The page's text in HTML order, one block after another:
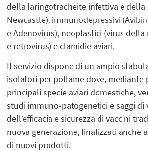
della laringotracheite infettiva e
Newcastle), immunodepressivi
e Adenovirus), neoplastici (virus
e retrovirus) e clamidie aviari.
Il servizio dispone di un ampio
isolatori per pollame dove, mediante
principali specie aviari domestiche,
studi immuno-patogenetici e saggi di
dell’efficacia e sicurezza di vaccini
nuova generazione, finalizzati anche
di nuovi prodotti.